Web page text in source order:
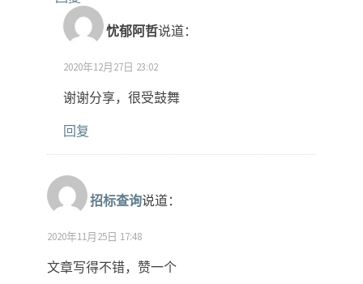
忧郁阿哲说道：
2020年12月27日 23:02
谢谢分享，很受鼓舞
回复
招标查询说道：
2020年11月25日 17:48
文章写得不错，赞一个